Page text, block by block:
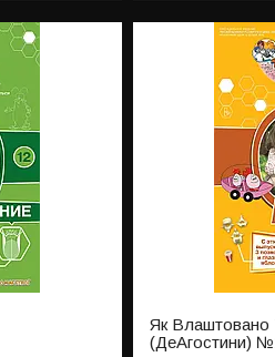
Як Влаштовано
(ДеАгостини)